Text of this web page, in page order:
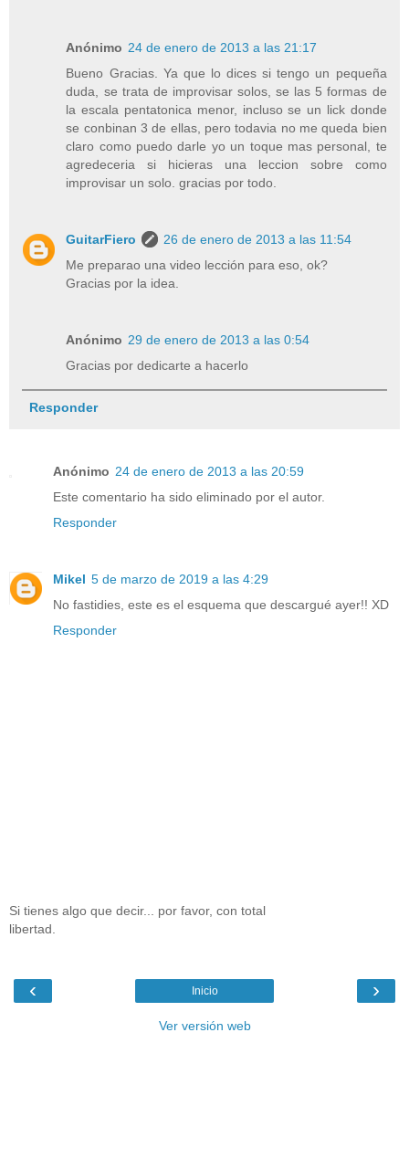
Anónimo 24 de enero de 2013 a las 21:17
Bueno Gracias. Ya que lo dices si tengo un pequeña
duda, se trata de improvisar solos, se las 5 formas de
la escala pentatonica menor, incluso se un lick donde
se conbinan 3 de ellas, pero todavia no me queda bien
claro como puedo darle yo un toque mas personal, te
agredeceria si hicieras una leccion sobre como
improvisar un solo. gracias por todo.
GuitarFiero
26 de enero de 2013 a las 11:54
Me preparao una video lección para eso, ok?
Gracias por la idea.
Anónimo 29 de enero de 2013 a las 0:54
Gracias por dedicarte a hacerlo
Responder
Anónimo 24 de enero de 2013 a las 20:59
Este comentario ha sido eliminado por el autor.
Responder
Mikel 5 de marzo de 2019 a las 4:29
No fastidies, este es el esquema que descargué ayer!! XD
Responder
Si tienes algo que decir... por favor, con total
libertad.
‹ ›
Inicio
Ver versión web